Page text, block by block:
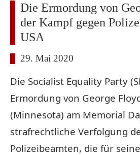
Die Ermordung von
der Kampf gegen
USA
29. Mai 2020
Die Socialist Equality Party
Ermordung von George
(Minnesota) am Memorial
strafrechtliche Verfolgung
Polizeibeamten, die für